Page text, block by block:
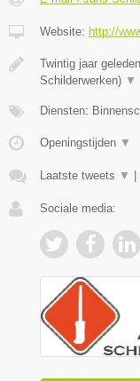
Website: http://
Twintig jaar
Schilderwerken) ▼
Diensten:
Openingstijden ▼
Laatste tweets ▼
Sociale media: